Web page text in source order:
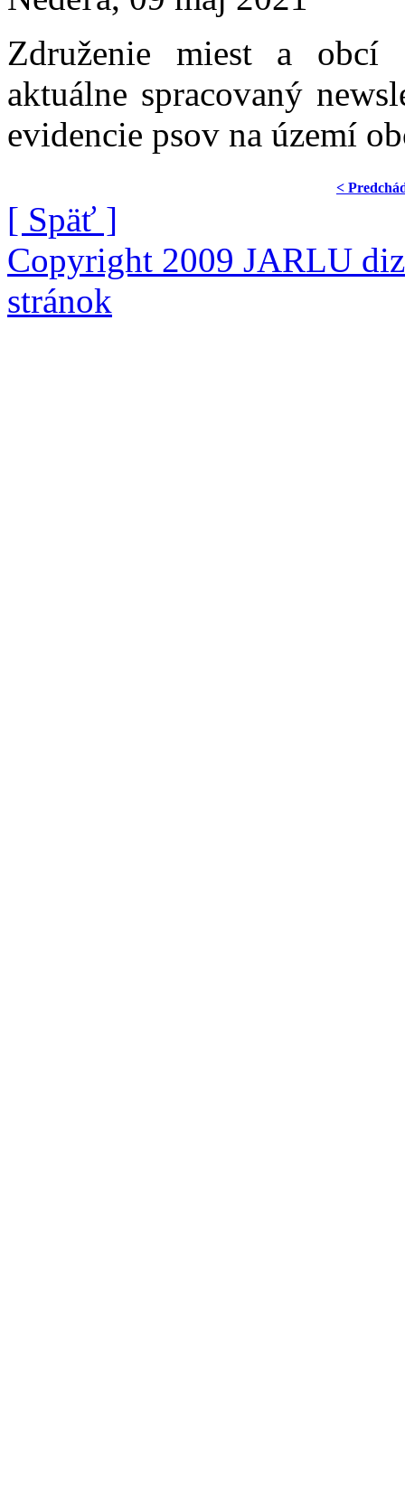
Združenie miest a obcí
aktuálne spracovaný
evidencie psov na území
<
[ Späť ]
Copyright 2009 JARLU
stránok